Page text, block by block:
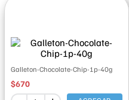
Galleton-Chocolate-Chip-1p-40g
$670